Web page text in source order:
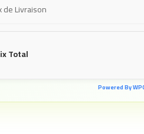
de Livraison
Total
Powered By